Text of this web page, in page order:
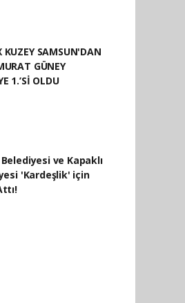
KUZEY SAMSUN'DAN
GÜNEY
1.’Sİ OLDU
ve Kapaklı
'Kardeşlik' için